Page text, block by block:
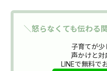
＼怒らなくても伝わる
子育てが少
声かけと対
LINEで無料で